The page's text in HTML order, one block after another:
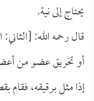
يحتاج إلى نية.
قال رحمه الله:
أو تخريق عضو من
إذا مثل برقيقه،